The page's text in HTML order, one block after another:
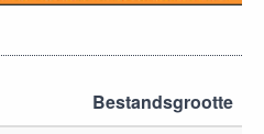
Bestandsgrootte